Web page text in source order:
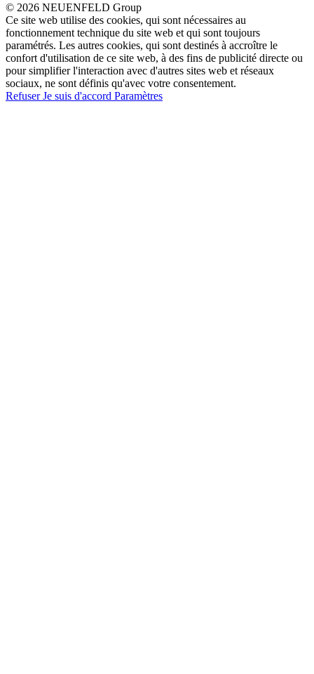
© 2026 NEUENFELD Group
Ce site web utilise des cookies, qui sont nécessaires au
fonctionnement technique du site web et qui sont toujours
paramétrés. Les autres cookies, qui sont destinés à accroître le
confort d'utilisation de ce site web, à des fins de publicité directe ou
pour simplifier l'interaction avec d'autres sites web et réseaux
sociaux, ne sont définis qu'avec votre consentement.
RefuserJe suis d'accord Paramètres